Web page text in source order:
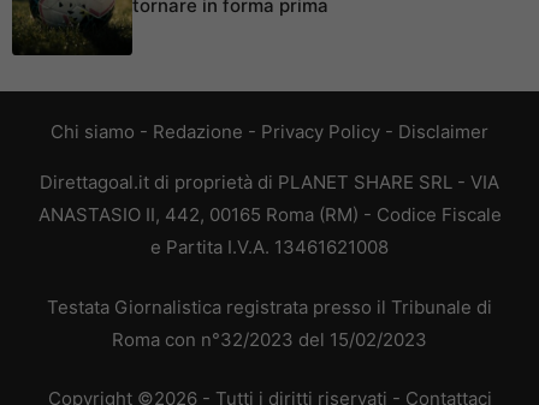
tornare in forma prima
Chi siamo - Redazione - Privacy Policy - Disclaimer
Direttagoal.it di proprietà di PLANET SHARE SRL - VIA
ANASTASIO II, 442, 00165 Roma (RM) - Codice Fiscale
e Partita I.V.A. 13461621008
Testata Giornalistica registrata presso il Tribunale di
Roma con n°32/2023 del 15/02/2023
Copyright ©2026 - Tutti i diritti riservati - Contattaci